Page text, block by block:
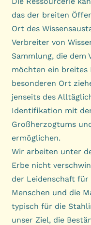
das der breiten
Ort des
Verbreiter von
Sammlung, die dem
möchten ein breites
besonderen Ort
jenseits des
Identifikation mit
Großherzogtums
ermöglichen.
Wir arbeiten unter
Erbe nicht
der Leidenschaft für
Menschen und die
typisch für die
unser Ziel, die